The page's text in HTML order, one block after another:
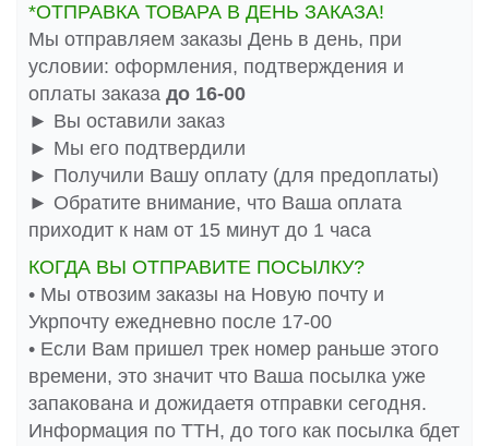
*ОТПРАВКА ТОВАРА В ДЕНЬ ЗАКАЗА!
Мы отправляем заказы День в день, при
условии: оформления, подтверждения и
оплаты заказа до 16-00
► Вы оставили заказ
► Мы его подтвердили
► Получили Вашу оплату (для предоплаты)
► Обратите внимание, что Ваша оплата
приходит к нам от 15 минут до 1 часа
КОГДА ВЫ ОТПРАВИТЕ ПОСЫЛКУ?
• Мы отвозим заказы на Новую почту и
Укрпочту ежедневно после 17-00
• Если Вам пришел трек номер раньше этого
времени, это значит что Ваша посылка уже
запакована и дожидаетя отправки сегодня.
Информация по ТТН, до того как посылка бдет